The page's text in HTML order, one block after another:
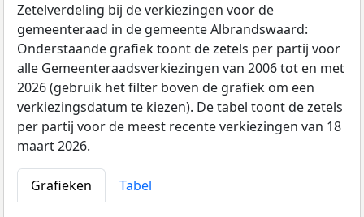
Zetelverdeling bij de verkiezingen voor de
gemeenteraad in de gemeente Albrandswaard:
Onderstaande grafiek toont de zetels per partij voor
alle Gemeenteraadsverkiezingen van 2006 tot en met
2026 (gebruik het filter boven de grafiek om een
verkiezingsdatum te kiezen). De tabel toont de zetels
per partij voor de meest recente verkiezingen van 18
maart 2026.
Grafieken Tabel